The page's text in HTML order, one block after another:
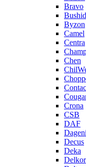
Bravo
Byzon
Camel
Centra
Chen
Crona
CSB
DAF
Decus
Deka
Delkor